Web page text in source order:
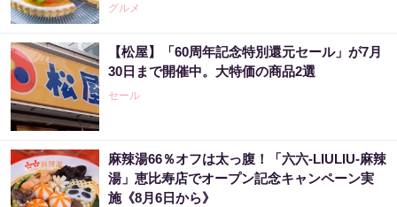
グルメ
【松屋】「60周年記念特別還元セール」が7月
30日まで開催中。大特価の商品2選
セール
麻辣湯66％オフは太っ腹！「六六-LIULIU-麻辣
湯」恵比寿店でオープン記念キャンペーン実
施《8月6日から》